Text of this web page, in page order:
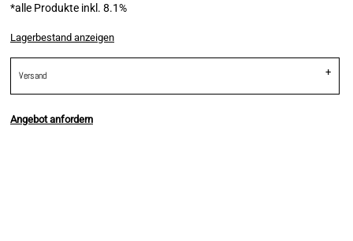
*alle Produkte inkl. 8.1%
Lagerbestand anzeigen
Versand
Angebot anfordern